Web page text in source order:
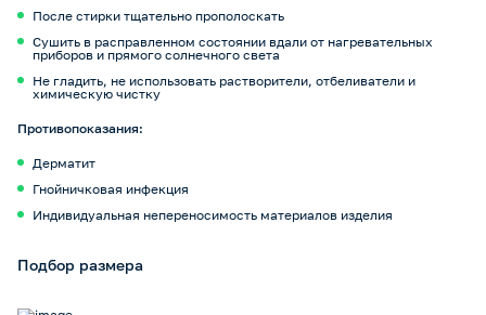
После стирки тщательно прополоскать
Сушить в расправленном состоянии вдали от нагревательных
приборов и прямого солнечного света
Не гладить, не использовать растворители, отбеливатели и
химическую чистку
Противопоказания:
Дерматит
Гнойничковая инфекция
Индивидуальная непереносимость материалов изделия
Подбор размера